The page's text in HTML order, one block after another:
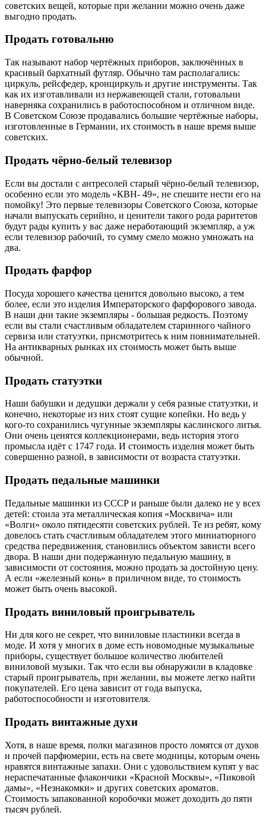
советских вещей, которые при желании можно очень даже
выгодно продать.
Продать готовальню
Так называют набор чертёжных приборов, заключённых в
красивый бархатный футляр. Обычно там располагались:
циркуль, рейсфедер, кронциркуль и другие инструменты. Так
как их изготавливали из нержавеющей стали, готовальни
наверняка сохранились в работоспособном и отличном виде.
В Советском Союзе продавались большие чертёжные наборы,
изготовленные в Германии, их стоимость в наше время выше
советских.
Продать чёрно-белый телевизор
Если вы достали с антресолей старый чёрно-белый телевизор,
особенно если это модель «КВН- 49», не спешите нести его на
помойку! Это первые телевизоры Советского Союза, которые
начали выпускать серийно, и ценители такого рода раритетов
будут рады купить у вас даже неработающий экземпляр, а уж
если телевизор рабочий, то сумму смело можно умножать на
два.
Продать фарфор
Посуда хорошего качества ценится довольно высоко, а тем
более, если это изделия Императорского фарфорового завода.
В наши дни такие экземпляры - большая редкость. Поэтому
если вы стали счастливым обладателем старинного чайного
сервиза или статуэтки, присмотритесь к ним повнимательней.
На антикварных рынках их стоимость может быть выше
обычной.
Продать статуэтки
Наши бабушки и дедушки держали у себя разные статуэтки, и
конечно, некоторые из них стоят сущие копейки. Но ведь у
кого-то сохранились чугунные экземпляры каслинского литья.
Они очень ценятся коллекционерами, ведь история этого
промысла идёт с 1747 года. И стоимость изделия может быть
совершенно разной, в зависимости от возраста статуэтки.
Продать педальные машинки
Педальные машинки из СССР и раньше были далеко не у всех
детей: стоила эта металлическая копия «Москвича» или
«Волги» около пятидесяти советских рублей. Те из ребят, кому
довелось стать счастливым обладателем этого миниатюрного
средства передвижения, становились объектом зависти всего
двора. В наши дни подержанную педальную машину, в
зависимости от состояния, можно продать за достойную цену.
А если «железный конь» в приличном виде, то стоимость
может быть очень высокой.
Продать виниловый проигрыватель
Ни для кого не секрет, что виниловые пластинки всегда в
моде. И хотя у многих в доме есть новомодные музыкальные
приборы, существует большое количество любителей
виниловой музыки. Так что если вы обнаружили в кладовке
старый проигрыватель, при желании, вы можете легко найти
покупателей. Его цена зависит от года выпуска,
работоспособности и изготовителя.
Продать винтажные духи
Хотя, в наше время, полки магазинов просто ломятся от духов
и прочей парфюмерии, есть на свете модницы, которым очень
нравятся винтажные запахи. Они с удовольствием купят у вас
нераспечатанные флакончики «Красной Москвы», «Пиковой
дамы», «Незнакомки» и других советских ароматов.
Стоимость запакованной коробочки может доходить до пяти
тысяч рублей.